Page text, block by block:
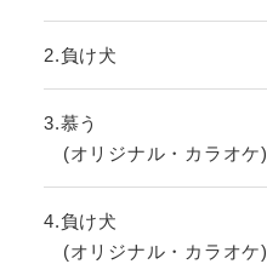
2.負け犬
3.慕う
(オリジナル・カラオケ)
4.負け犬
(オリジナル・カラオケ)